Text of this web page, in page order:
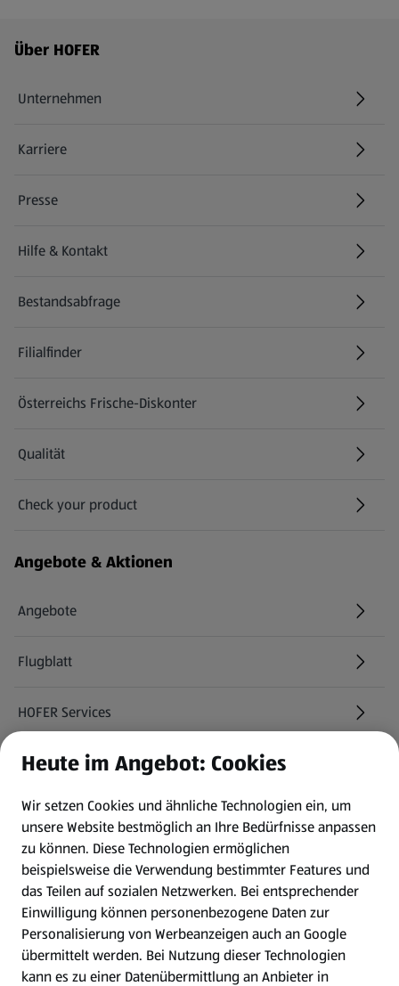
Fußzeilenmenü - weitere Links
Über HOFER
Unternehmen
Karriere
(öffnet in einem neuen Tab)
Presse
Hilfe & Kontakt
(öffnet in einem neuen Tab)
Bestandsabfrage
(öffnet in einem neuen Tab)
Filialfinder
Österreichs Frische-Diskonter
Qualität
Check your product
(öffnet in einem neuen Tab)
Angebote & Aktionen
Angebote
Flugblatt
HOFER Services
Newsletter
WhatsApp
Gewinnspiele
Mein HOFER. Meine Einkäufe.
Meine Meinung. Mein HOFER.
Heute im Angebot: Cookies
Wir setzen Cookies und ähnliche Technologien ein, um
unsere Website bestmöglich an Ihre Bedürfnisse anpassen
zu können. Diese Technologien ermöglichen
beispielsweise die Verwendung bestimmter Features und
das Teilen auf sozialen Netzwerken. Bei entsprechender
Einwilligung können personenbezogene Daten zur
Personalisierung von Werbeanzeigen auch an Google
übermittelt werden. Bei Nutzung dieser Technologien
kann es zu einer Datenübermittlung an Anbieter in